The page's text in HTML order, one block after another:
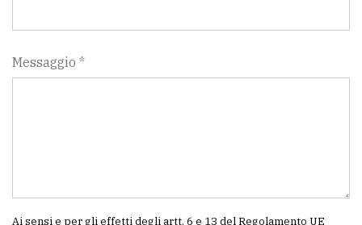
Messaggio *
Ai sensi e per gli effetti degli artt. 6 e 13 del Regolamento UE